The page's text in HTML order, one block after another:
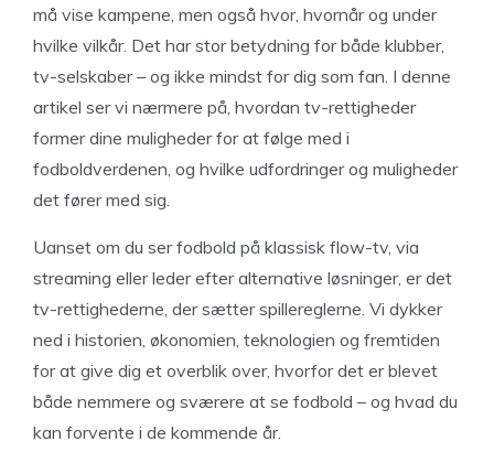
må vise kampene, men også hvor, hvornår og under
hvilke vilkår. Det har stor betydning for både klubber,
tv-selskaber – og ikke mindst for dig som fan. I denne
artikel ser vi nærmere på, hvordan tv-rettigheder
former dine muligheder for at følge med i
fodboldverdenen, og hvilke udfordringer og muligheder
det fører med sig.
Uanset om du ser fodbold på klassisk flow-tv, via
streaming eller leder efter alternative løsninger, er det
tv-rettighederne, der sætter spillereglerne. Vi dykker
ned i historien, økonomien, teknologien og fremtiden
for at give dig et overblik over, hvorfor det er blevet
både nemmere og sværere at se fodbold – og hvad du
kan forvente i de kommende år.